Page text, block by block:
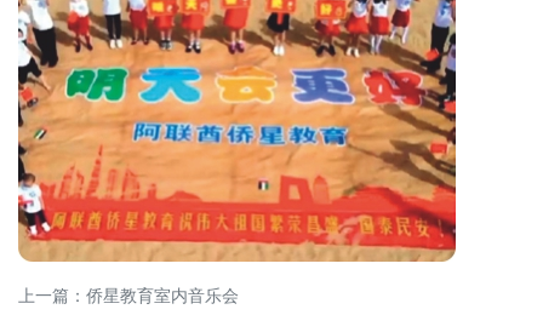
上一篇： 侨星教育室内音乐会